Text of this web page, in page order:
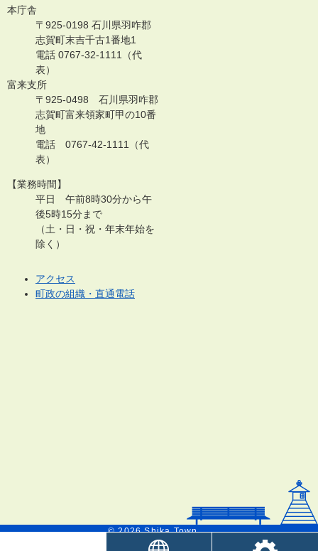
本庁舎
〒925-0198 石川県羽咋郡
志賀町末吉千古1番地1
電話 0767-32-1111（代
表）
富来支所
〒925-0498 石川県羽咋郡
志賀町富来領家町甲の10番
地
電話 0767-42-1111（代
表）
【業務時間】
平日 午前8時30分から午
後5時15分まで
（土・日・祝・年末年始を
除く）
アクセス
町政の組織・直通電話
© 2026 Shika Town.